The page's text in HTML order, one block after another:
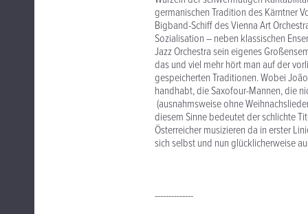
germanischen Tradition des Kärntner
Bigband-Schiff des Vienna Art
Sozialisation – neben klassischen
Jazz Orchestra sein eigenes
das und viel mehr hört man auf der
gespeicherten Traditionen. Wobei
handhabt, die Saxofour-Mannen, die
(ausnahmsweise ohne
diesem Sinne bedeutet der schlichte
Österreicher musizieren da in erster
sich selbst und nun glücklicherweise
--------------